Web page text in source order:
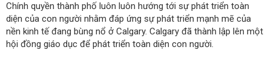
Chính quyền thành phố luôn luôn hướng tới sự phát triển toàn
diện của con người nhằm đáp ứng sự phát triển mạnh mẽ của
nền kinh tế đang bùng nổ ở Calgary. Calgary đã thành lập lên một
hội đồng giáo dục để phát triển toàn diện con người.